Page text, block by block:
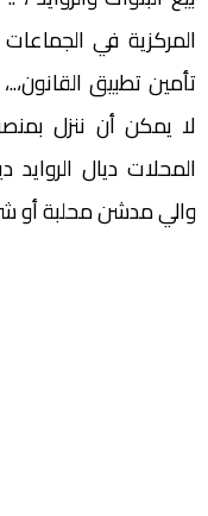
المركزية في
تأمين تطبيق
لا يمكن أن ننزل
المحلات ديال
والي مدشن محلبة أو